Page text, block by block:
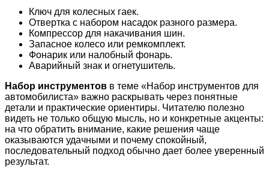
Ключ для колесных гаек.
Отвертка с набором насадок разного размера.
Компрессор для накачивания шин.
Запасное колесо или ремкомплект.
Фонарик или налобный фонарь.
Аварийный знак и огнетушитель.
Набор инструментов в теме «Набор инструментов для
автомобилиста» важно раскрывать через понятные
детали и практические ориентиры. Читателю полезно
видеть не только общую мысль, но и конкретные акценты:
на что обратить внимание, какие решения чаще
оказываются удачными и почему спокойный,
последовательный подход обычно дает более уверенный
результат.